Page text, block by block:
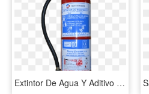
Extintor De Agua Y Aditivo La Unión - Extintor De Agua Pulverizada, HD Png Download